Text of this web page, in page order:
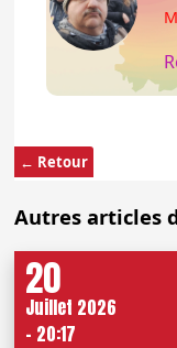
← Retour
Autres articles
20
Juillet 2026
- 20:17